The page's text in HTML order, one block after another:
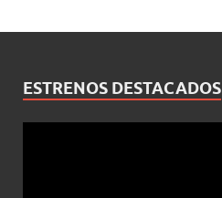
ESTRENOS DESTACADOS